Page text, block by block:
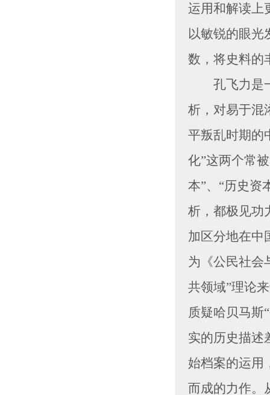
运用和解读上
以敏锐的眼光
数，将史料的
孔飞力是一
析，对易于混
平叛乱时期的
化”这两个常
本”、“历史资
析，都极见功
加区分地在中
为《公民社会
共领域”理论
质疑哈贝马斯
实的历史描述
始档案的运用
而成的力作。